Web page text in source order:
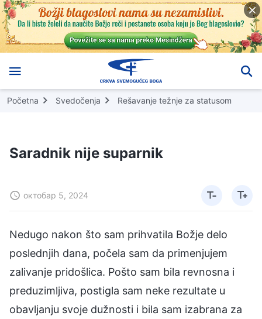
Početna Svedočenja Rešavanje težnje za statusom
Saradnik nije suparnik
октобар 5, 2024
Nedugo nakon što sam prihvatila Božje delo
poslednjih dana, počela sam da primenjujem
zalivanje pridošlica. Pošto sam bila revnosna i
preduzimljiva, postigla sam neke rezultate u
obavljanju svoje dužnosti i bila sam izabrana za